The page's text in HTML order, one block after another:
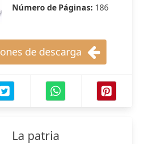
Número de Páginas: 186
de descarga
La patria